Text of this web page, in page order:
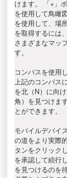
けます。 「+」
を使用して鳥瞰
を使用して、場
を取得するには
さまざまなマッ
す。
コンパスを使用
上記のコンパス
を北（N）に向
角）を見つけま
とができます。
モバイルデバイ
の道をより実際
タンをクリック
を承認して続行
を見つけるのを